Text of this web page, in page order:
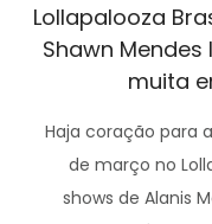
Lollapalooza
Shawn
muita
Haja coração para
de março no
shows de Alanis